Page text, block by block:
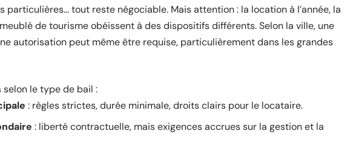
particulières… tout reste négociable. Mais attention : la location à l’année, la
de tourisme obéissent à des dispositifs différents. Selon la ville, une
autorisation peut même être requise, particulièrement dans les grandes
le type de bail :
: règles strictes, durée minimale, droits clairs pour le locataire.
: liberté contractuelle, mais exigences accrues sur la gestion et la